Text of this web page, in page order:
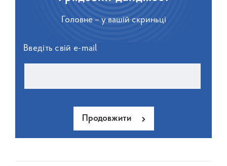
Головне – у вашій скриньці
Введіть свій e-mail
Продовжити